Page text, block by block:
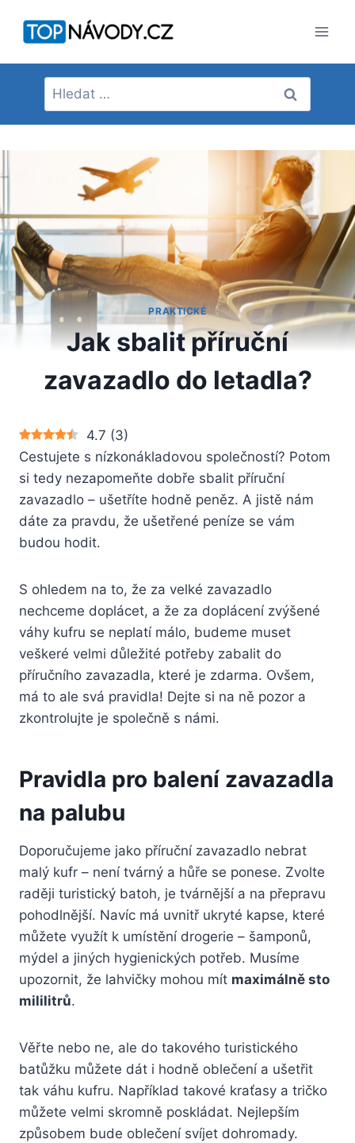
Vyhledávání
PRAKTICKÉ
Jak sbalit příruční
zavazadlo do letadla?
4.7 (3)
Cestujete s nízkonákladovou společností? Potom
si tedy nezapomeňte dobře sbalit příruční
zavazadlo – ušetříte hodně peněz. A jistě nám
dáte za pravdu, že ušetřené peníze se vám
budou hodit.
S ohledem na to, že za velké zavazadlo
nechceme doplácet, a že za doplácení zvýšené
váhy kufru se neplatí málo, budeme muset
veškeré velmi důležité potřeby zabalit do
příručního zavazadla, které je zdarma. Ovšem,
má to ale svá pravidla! Dejte si na ně pozor a
zkontrolujte je společně s námi.
Pravidla pro balení zavazadla
na palubu
Doporučujeme jako příruční zavazadlo nebrat
malý kufr – není tvárný a hůře se ponese. Zvolte
raději turistický batoh, je tvárnější a na přepravu
pohodlnější. Navíc má uvnitř ukryté kapse, které
můžete využít k umístění drogerie – šamponů,
mýdel a jiných hygienických potřeb. Musíme
upozornit, že lahvičky mohou mít maximálně sto
mililitrů.
Věřte nebo ne, ale do takového turistického
batůžku můžete dát i hodně oblečení a ušetřit
tak váhu kufru. Například takové kraťasy a tričko
můžete velmi skromně poskládat. Nejlepším
způsobem bude oblečení svíjet dohromady.